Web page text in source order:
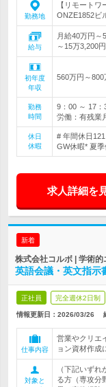
勤務地
【リモート
ONZE1852ビ
給与
月給40万円
～15万3,200
初年度
年収
560万円～800
勤務
時間
9：00 ～ 17
労働：有残業
休日
休暇
# 年間休日
GW休暇* 夏季
求人詳細を
新着
株式会社コルボ | 学術
英語会議・英文指
正社員 完全週休2日制
情報更新日：2026/03/26
仕事内容
営業やクリエ
ョン資材作成
対象と
（下記いず
る方（専攻分